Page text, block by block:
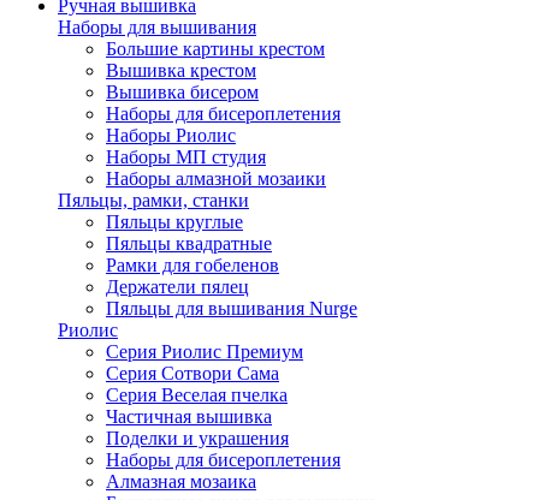
Ручная вышивка
Наборы для вышивания
Большие картины крестом
Вышивка крестом
Вышивка бисером
Наборы для бисероплетения
Наборы Риолис
Наборы МП студия
Наборы алмазной мозаики
Пяльцы, рамки, станки
Пяльцы круглые
Пяльцы квадратные
Рамки для гобеленов
Держатели пялец
Пяльцы для вышивания Nurge
Риолис
Серия Риолис Премиум
Серия Сотвори Сама
Серия Веселая пчелка
Частичная вышивка
Поделки и украшения
Наборы для бисероплетения
Алмазная мозаика